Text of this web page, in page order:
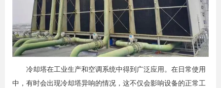
冷却塔在工业生产和空调系统中得到广泛应用。在日常使用
中，有时会出现冷却塔异响的情况，这不仅会影响设备的正常工